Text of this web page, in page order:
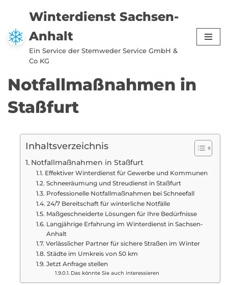
Zum
Inhalt
springen
Winterdienst Sachsen-
Anhalt
Ein Service der Stemweder Service GmbH &
Co KG
Notfallmaßnahmen in
Staßfurt
Inhaltsverzeichnis
Notfallmaßnahmen in Staßfurt
Effektiver Winterdienst für Gewerbe und Kommunen
Schneeräumung und Streudienst in Staßfurt
Professionelle Notfallmaßnahmen bei Schneefall
24/7 Bereitschaft für winterliche Notfälle
Maßgeschneiderte Lösungen für Ihre Bedürfnisse
Langjährige Erfahrung im Winterdienst in Sachsen-
Anhalt
Verlässlicher Partner für sichere Straßen im Winter
Städte im Umkreis von 50 km
Jetzt Anfrage stellen
Das könnte Sie auch interessieren